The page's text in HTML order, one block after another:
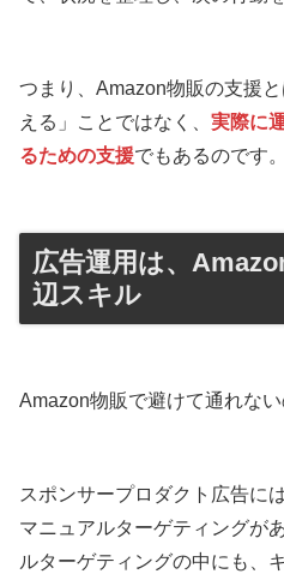
つまり、Amazon物販の支援
える」ことではなく、 実際に
るための支援でもあるのです。
広告運用は、
辺スキル
Amazon物販で避けて通れない
スポンサープロダクト広告に
マニュアルターゲティングが
ルターゲティングの中にも、